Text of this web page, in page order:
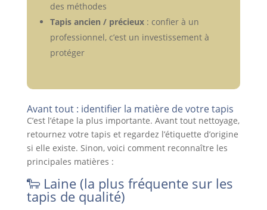
des méthodes
Tapis ancien / précieux: confier à un
professionnel, c’est un investissement à
protéger
Avant tout : identifier la matière de votre tapis
C’est l’étape la plus importante. Avant tout nettoyage,
retournez votre tapis et regardez l’étiquette d’origine
si elle existe. Sinon, voici comment reconnaître les
principales matières :
🐑 Laine (la plus fréquente sur les
tapis de qualité)